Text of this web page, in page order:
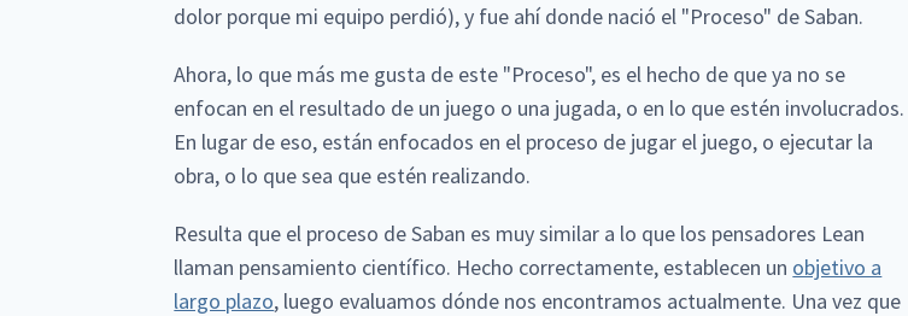
dolor porque mi equipo perdió), y fue ahí donde nació el "Proceso" de Saban.
Ahora, lo que más me gusta de este "Proceso", es el hecho de que ya no se
enfocan en el resultado de un juego o una jugada, o en lo que estén involucrados.
En lugar de eso, están enfocados en el proceso de jugar el juego, o ejecutar la
obra, o lo que sea que estén realizando.
Resulta que el proceso de Saban es muy similar a lo que los pensadores Lean
llaman pensamiento científico. Hecho correctamente, establecen un objetivo a
largo plazo, luego evaluamos dónde nos encontramos actualmente. Una vez que